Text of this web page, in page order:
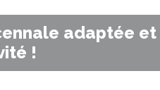
adaptée
!